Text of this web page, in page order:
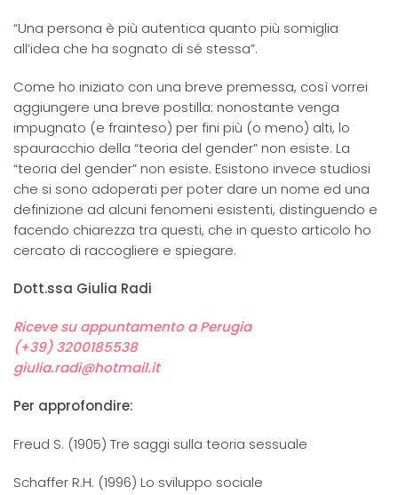
“Una persona è più autentica quanto più somiglia
all’idea che ha sognato di sé stessa”.
Come ho iniziato con una breve premessa, così vorrei
aggiungere una breve postilla: nonostante venga
impugnato (e frainteso) per fini più (o meno) alti, lo
spauracchio della “teoria del gender” non esiste. La
“teoria del gender” non esiste. Esistono invece studiosi
che si sono adoperati per poter dare un nome ed una
definizione ad alcuni fenomeni esistenti, distinguendo e
facendo chiarezza tra questi, che in questo articolo ho
cercato di raccogliere e spiegare.
Dott.ssa Giulia Radi
Riceve su appuntamento a Perugia
(+39) 3200185538
giulia.radi@hotmail.it
Per approfondire:
Freud S. (1905) Tre saggi sulla teoria sessuale
Schaffer R.H. (1996) Lo sviluppo sociale